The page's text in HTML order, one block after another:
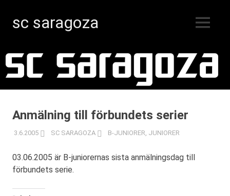
innehåll
sc saragoza
Kristinestad
sedan
MENY
Anmälning till förbundets serier
3.6.2005 SC SARAGOZA B-JUNIORER, JUNIORER
03.06.2005 är B-juniorernas sista anmälningsdag till
förbundets serie.